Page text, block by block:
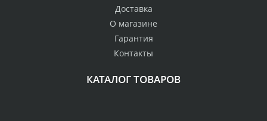
Доставка
О магазине
Гарантия
Контакты
КАТАЛОГ ТОВАРОВ